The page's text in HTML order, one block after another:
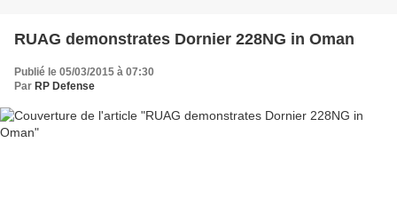
RUAG demonstrates Dornier 228NG in Oman
Publié le 05/03/2015 à 07:30
Par RP Defense